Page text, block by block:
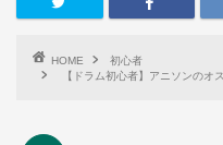
HOME
初心者
【ドラム初心者】アニソンのオ